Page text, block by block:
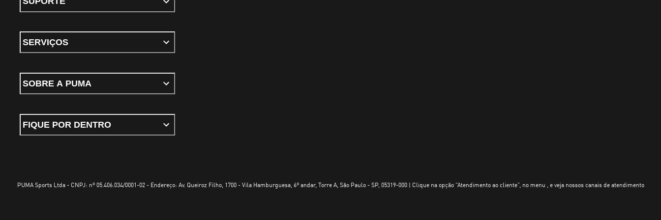
SERVIÇOS
SOBRE A PUMA
FIQUE POR DENTRO
PUMA Sports Ltda - CNPJ: nº 05.406.034/0001-02 - Endereço: Av. Queiroz Filho, 1700 - Vila Hamburguesa, 6º andar, Torre A, São Paulo - SP, 05319-000 | Clique na opção “Atendimento ao cliente”, no menu , e veja nossos canais de atendimento